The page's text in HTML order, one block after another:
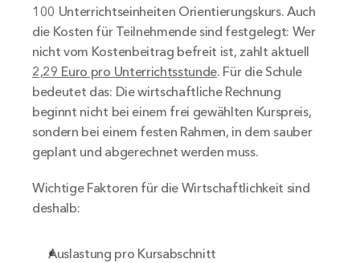
100 Unterrichtseinheiten Orientierungskurs. Auch
die Kosten für Teilnehmende sind festgelegt: Wer
2,29 Euro pro Unterrichtsstunde. Für die Schule
bedeutet das: Die wirtschaftliche Rechnung
beginnt nicht bei einem frei gewählten Kurspreis,
sondern bei einem festen Rahmen, in dem sauber
geplant und abgerechnet werden muss.
Wichtige Faktoren für die Wirtschaftlichkeit sind
deshalb:
Auslastung pro Kursabschnitt